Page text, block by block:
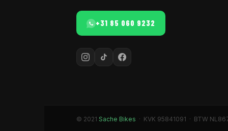
+31 85 060 9232
© 2021 Sache Bikes · KVK 95841091 · BTW